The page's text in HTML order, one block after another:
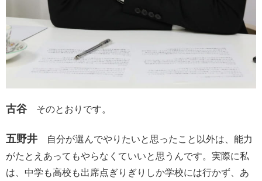
古谷そのとおりです。
五野井 自分が選んでやりたいと思ったこと以外は、能力
がたとえあってもやらなくていいと思うんです。実際に私
は、中学も高校も出席点ぎりぎりしか学校には行かず、あ